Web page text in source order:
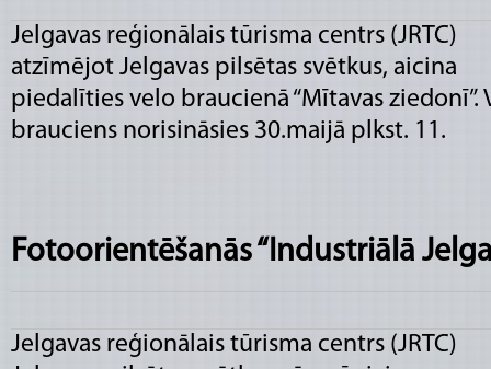
Jelgavas reģionālais tūrisma centrs (JRTC)
atzīmējot Jelgavas pilsētas svētkus, aicina
piedalīties velo braucienā “Mītavas ziedonī”.
brauciens norisināsies 30.maijā plkst. 11.
Fotoorientēšanās “Industriālā
Jelgavas reģionālais tūrisma centrs (JRTC)